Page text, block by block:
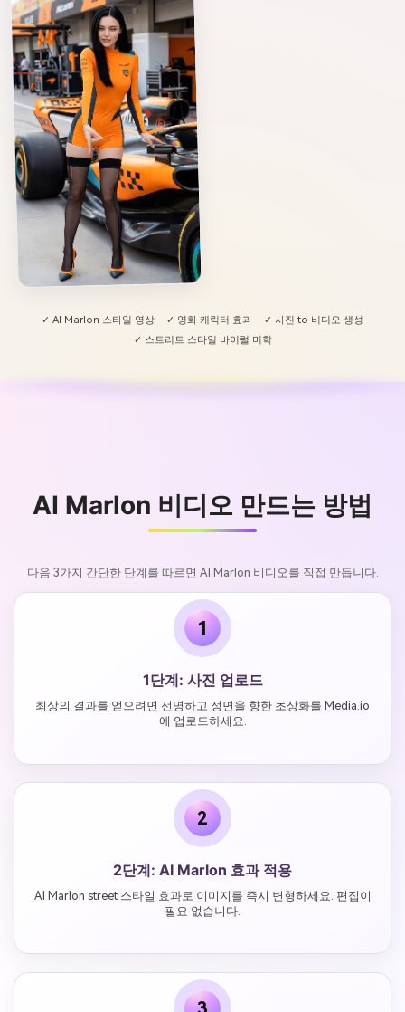
✓ AI Marlon 스타일 영상 ✓ 영화 캐릭터 효과
✓ 사진 to 비디오 생성
✓ 스트리트 스타일 바이럴 미학
AI Marlon 비디오 만드는 방법
다음 3가지 간단한 단계를 따르면 AI Marlon 비디오를 직접 만듭니다.
1
1단계: 사진 업로드
최상의 결과를 얻으려면 선명하고 정면을 향한 초상화를 Media.io
에 업로드하세요.
2
2단계: AI Marlon 효과 적용
AI Marlon street 스타일 효과로 이미지를 즉시 변형하세요. 편집이
필요 없습니다.